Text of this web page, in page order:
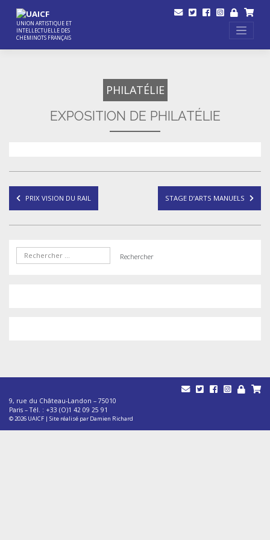
contentUNION ARTISTIQUE ET
INTELLECTUELLE DES
CHEMINOTS FRANÇAIS
PHILATÉLIE
EXPOSITION DE PHILATÉLIE
Navigation
de
l’article
PRIX VISION DU RAIL STAGE D’ARTS MANUELS
9, rue du Château-Landon – 75010
Paris – Tél. : +33 (O)1 42 09 25 91
© 2026 UAICF | Site réalisé par Damien Richard